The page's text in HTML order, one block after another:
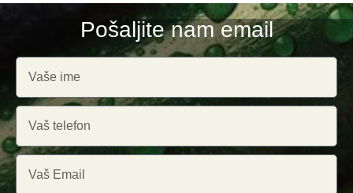
Pošaljite nam email